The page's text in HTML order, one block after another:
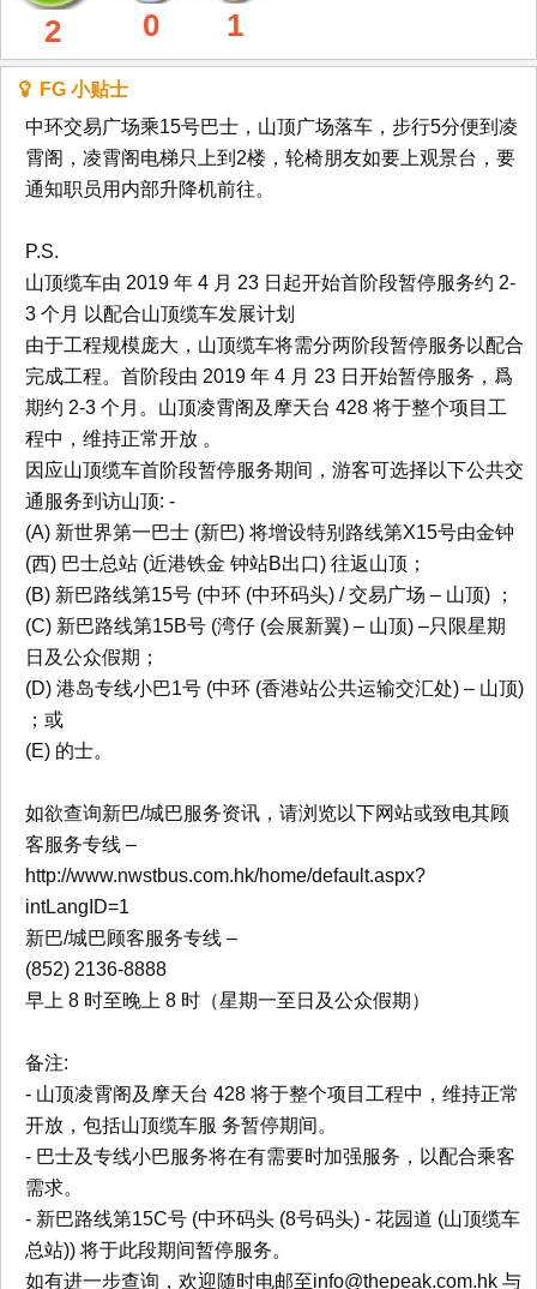
2 0 1
FG 小贴士
中环交易广场乘15号巴士，山顶广场落车，步行5分便到凌
霄阁，凌霄阁电梯只上到2楼，轮椅朋友如要上观景台，要
通知职员用内部升降机前往。
P.S.
山顶缆车由 2019 年 4 月 23 日起开始首阶段暂停服务约 2-
3 个月 以配合山顶缆车发展计划
由于工程规模庞大，山顶缆车将需分两阶段暂停服务以配合
完成工程。首阶段由 2019 年 4 月 23 日开始暂停服务，爲
期约 2-3 个月。山顶凌霄阁及摩天台 428 将于整个项目工
程中，维持正常开放 。
因应山顶缆车首阶段暂停服务期间，游客可选择以下公共交
通服务到访山顶: -
(A) 新世界第一巴士 (新巴) 将增设特别路线第X15号由金钟
(西) 巴士总站 (近港铁金 钟站B出口) 往返山顶；
(B) 新巴路线第15号 (中环 (中环码头) / 交易广场 – 山顶) ；
(C) 新巴路线第15B号 (湾仔 (会展新翼) – 山顶) –只限星期
日及公众假期；
(D) 港岛专线小巴1号 (中环 (香港站公共运输交汇处) – 山顶)
；或
(E) 的士。
如欲查询新巴/城巴服务资讯，请浏览以下网站或致电其顾
客服务专线 –
http://www.nwstbus.com.hk/home/default.aspx?
intLangID=1
新巴/城巴顾客服务专线 –
(852) 2136-8888
早上 8 时至晚上 8 时（星期一至日及公众假期）
备注:
- 山顶凌霄阁及摩天台 428 将于整个项目工程中，维持正常
开放，包括山顶缆车服 务暂停期间。
- 巴士及专线小巴服务将在有需要时加强服务，以配合乘客
需求。
- 新巴路线第15C号 (中环码头 (8号码头) - 花园道 (山顶缆车
总站)) 将于此段期间暂停服务。
如有进一步查询，欢迎随时电邮至info@thepeak.com.hk 与